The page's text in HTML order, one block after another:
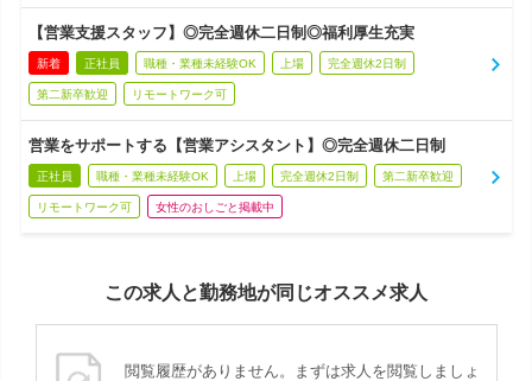
【営業支援スタッフ】◎完全週休二日制◎福利厚生充実
新着 正社員 職種・業種未経験OK 上場 完全週休2日制
第二新卒歓迎 リモートワーク可
営業をサポートする【営業アシスタント】◎完全週休二日制
正社員 職種・業種未経験OK 上場 完全週休2日制 第二新卒歓迎
リモートワーク可 女性のおしごと掲載中
この求人と勤務地が同じオススメ求人
閲覧履歴がありません。まずは求人を閲覧しましょ